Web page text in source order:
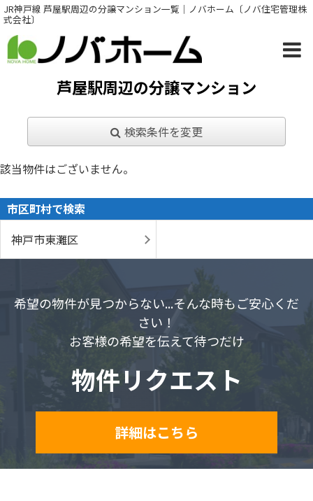
JR神戸線 芦屋駅周辺の分譲マンション一覧｜ノバホーム〔ノバ住宅管理株
式会社〕
芦屋駅周辺の分譲マンション
検索条件を変更
該当物件はございません。
市区町村で検索
神戸市東灘区
希望の物件が見つからない...そんな時もご安心くだ
さい！
お客様の希望を伝えて待つだけ
物件リクエスト
詳細はこちら